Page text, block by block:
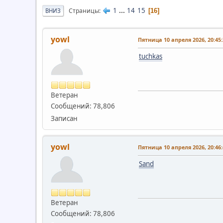
ВНИЗ Страницы 1 ... 14 15 16
yowl
Ветеран
Сообщений: 78,806
Записан
Пятница 10 апреля 2026,
tuchkas
yowl
Ветеран
Сообщений: 78,806
Пятница 10 апреля 2026,
Sand